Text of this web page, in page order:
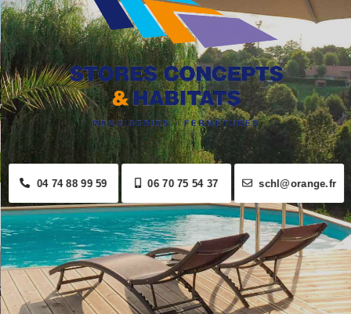
04 74 88 99 59 06 70 75 54 37 schl@orange.fr